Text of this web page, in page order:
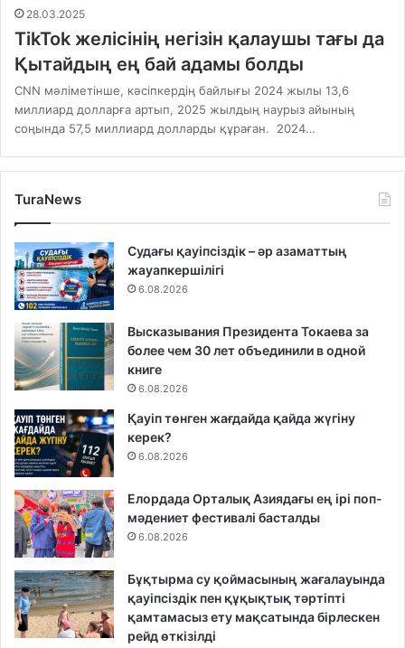
28.03.2025
TikTok желісінің негізін қалаушы тағы да
Қытайдың ең бай адамы болды
CNN мәліметінше, кәсіпкердің байлығы 2024 жылы 13,6
миллиард долларға артып, 2025 жылдың наурыз айының
соңында 57,5 миллиард долларды құраған. 2024…
TuraNews
Судағы қауіпсіздік – әр азаматтың
жауапкершілігі
6.08.2026
Высказывания Президента Токаева за
более чем 30 лет объединили в одной
книге
6.08.2026
Қауіп төнген жағдайда қайда жүгіну
керек?
6.08.2026
Елордада Орталық Азиядағы ең ірі поп-
мәдениет фестивалі басталды
6.08.2026
Бұқтырма су қоймасының жағалауында
қауіпсіздік пен құқықтық тәртіпті
қамтамасыз ету мақсатында бірлескен
рейд өткізілді